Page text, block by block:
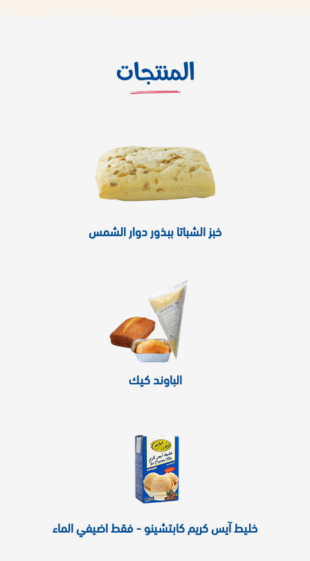
المنتجات
خبز الشباتا ببذور دوار الشمس
الباوند كيك
خليط آيس كريم كابتشينو - فقط اضيفي الماء